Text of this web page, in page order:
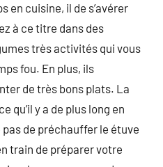
en cuisine, il de s’avérer
à ce titre dans des
très activités qui vous
fou. En plus, ils
de très bons plats. La
qu’il y a de plus long en
pas de préchauffer le étuve
train de préparer votre